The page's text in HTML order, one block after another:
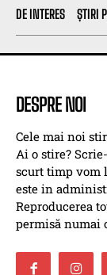
DE INTERES
ȘTIRI
DESPRE NOI
Cele mai noi
Ai o stire?
scurt timp vom
este in
Reproducerea
permisă numai